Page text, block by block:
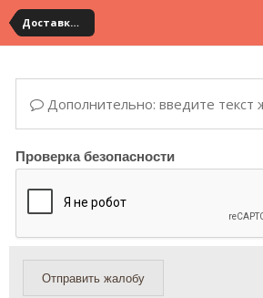
Доставка товара по Китаю
Дополнительно: введите текст
Проверка безопасности
Отправить жалобу